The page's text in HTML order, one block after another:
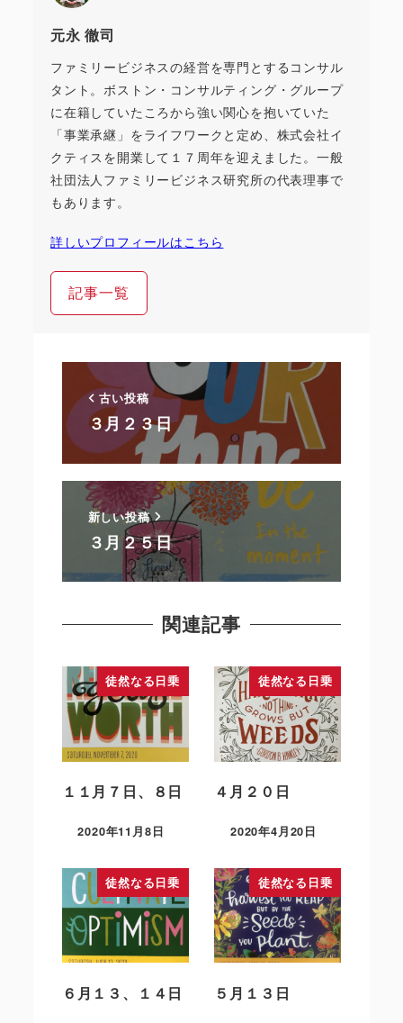
元永 徹司
ファミリービジネスの経営を専門とするコンサル
タント。ボストン・コンサルティング・グループ
に在籍していたころから強い関心を抱いていた
「事業承継」をライフワークと定め、株式会社イ
クティスを開業して１７周年を迎えました。一般
社団法人ファミリービジネス研究所の代表理事で
もあります。
詳しいプロフィールはこちら
記事一覧
古い投稿
３月２３日
新しい投稿
３月２５日
関連記事
徒然なる日乗
１１月７日、８日
2020年11月8日
徒然なる日乗
４月２０日
2020年4月20日
徒然なる日乗
６月１３、１４日
徒然なる日乗
５月１３日